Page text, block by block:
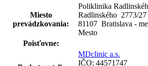
Miesto
prevádzkovania:
Poliklinika
Radlinského 2773/27
81107 Bratislava -
Mesto
Poisťovne:
MDclinic a.s.
IČO: 44571747